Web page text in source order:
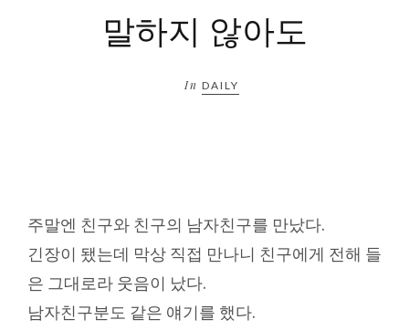
말하지 않아도
In DAILY
주말엔 친구와 친구의 남자친구를 만났다.
긴장이 됐는데 막상 직접 만나니 친구에게 전해 들
은 그대로라 웃음이 났다.
남자친구분도 같은 얘기를 했다.